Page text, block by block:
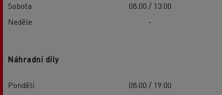
Sobota
08:00 / 13:00
Neděle
-
Náhradní díly
Pondělí
08:00 / 19:00